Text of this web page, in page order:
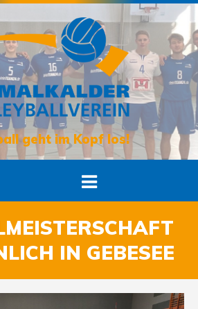
geht im Kopf los!
IN GEBESEE